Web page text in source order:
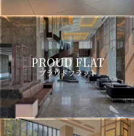
PROUD FLAT
プラウドフラット